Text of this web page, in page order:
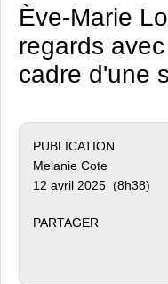
Ève-Marie
regards
cadre d'une
PUBLICATION
Melanie Cote
12 avril 2025 (8h38)
PARTAGER